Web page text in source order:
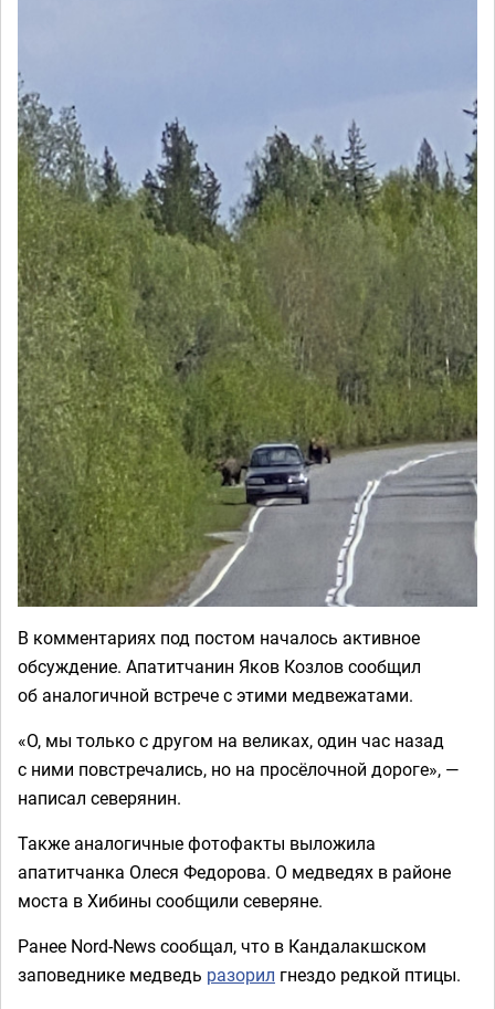
В комментариях под постом началось активное
обсуждение. Апатитчанин Яков Козлов сообщил
об аналогичной встрече с этими медвежатами.
«О, мы только с другом на великах, один час назад
с ними повстречались, но на просёлочной дороге», —
написал северянин.
Также аналогичные фотофакты выложила
апатитчанка Олеся Федорова. О медведях в районе
моста в Хибины сообщили северяне.
Ранее Nord-News сообщал, что в Кандалакшском
заповеднике медведь разорил гнездо редкой птицы.